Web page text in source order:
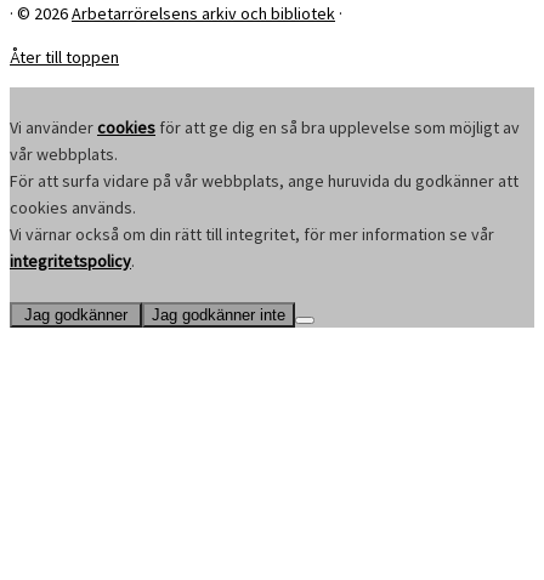
· © 2026Arbetarrörelsens arkiv och bibliotek ·
Åter till toppen
Vi användercookies för att ge dig en så bra upplevelse som möjligt av
vår webbplats.
För att surfa vidare på vår webbplats, ange huruvida du godkänner att
cookies används.
Vi värnar också om din rätt till integritet, för mer information se vår
integritetspolicy.
Jag godkänner Jag godkänner inte